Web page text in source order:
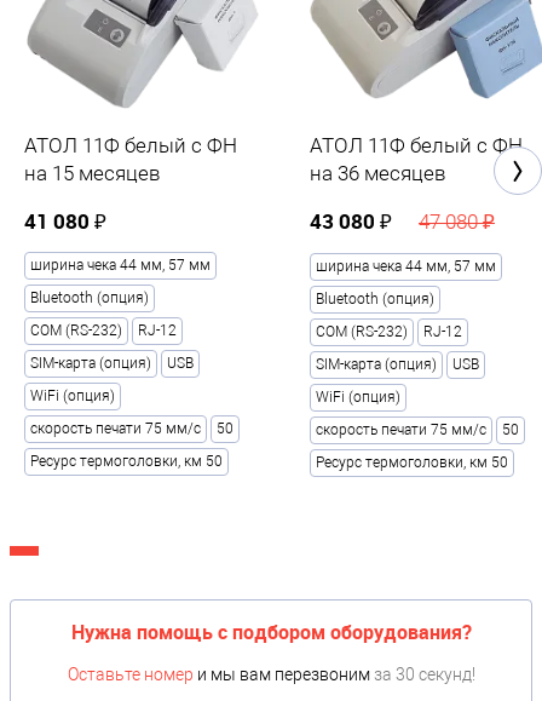
АТОЛ 11Ф белый с ФН
на 15 месяцев
41 080 ₽
ширина чека 44 мм, 57 мм
Bluetooth (опция)
COM (RS-232)
RJ-12
SIM-карта (опция)
USB
WiFi (опция)
скорость печати 75 мм/с
50
Ресурс термоголовки, км 50
АТОЛ 11Ф белый с ФН
на 36 месяцев
43 080 ₽ 47 080 ₽
ширина чека 44 мм, 57 мм
Bluetooth (опция)
COM (RS-232)
RJ-12
SIM-карта (опция)
USB
WiFi (опция)
скорость печати 75 мм/с
50
Ресурс термоголовки, км 50
Нужна помощь с подбором оборудования?
Оставьте номер и мы вам перезвоним за 30 секунд!